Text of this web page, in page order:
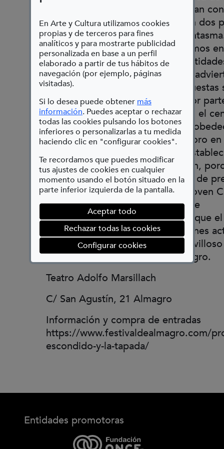
En Arte y Cultura utilizamos cookies
propias y de terceros para fines
analíticos y para mostrarte publicidad
personalizada en base a un perfil
elaborado a partir de tus hábitos de
navegación (por ejemplo, páginas
visitadas).
Si lo desea puede obtener más
información(Abre en nueva ventana)
. Puedes aceptar o rechazar
todas las cookies pulsando los botones
inferiores o personalizarlas a tu medida
haciendo clic en "configurar cookies".
Te recordamos que puedes modificar
tus ajustes de cookies en cualquier
momento usando el botón situado en la
parte inferior izquierda de la pantalla.
Aceptar todo
Rechazar todas las cookies
Configurar cookies(abre en ventana
de la Barca, heredera de títulos tan
como La dama duende, Casa con dos
mala es de guardar o El galán
Comedia en la que no solo hallamos
amorosos, duelos de honor,
y un humor vibrante: también se
crítica a las normas sociales impuestas
honor de la mujer y su control por
hombre. Calderón sitúa a esta en el
acción: ella es quien enreda,
rompe con la obligación del decoro en
su propia identidad frente a lo
Y acontecimiento teatral, también,
escondido y la tapada es la carta de
de la séptima promoción de la Joven
Nacional de Teatro Clásico. Doble
acontecimiento, por tanto, en el que
de las jóvenes actrices y los jóvenes
sumará a la riqueza de este
la CNTC trae al Festival de Almagro.
Teatro Adolfo Marsillach
C/ San Agustín, 21 Almagro
Información y compra de entradas
https://www.festivaldealmagro.com/
escondido-y-la-tapada/
Entidades promotoras